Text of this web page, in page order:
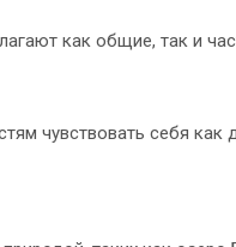
как общие, так и
чувствовать себя как